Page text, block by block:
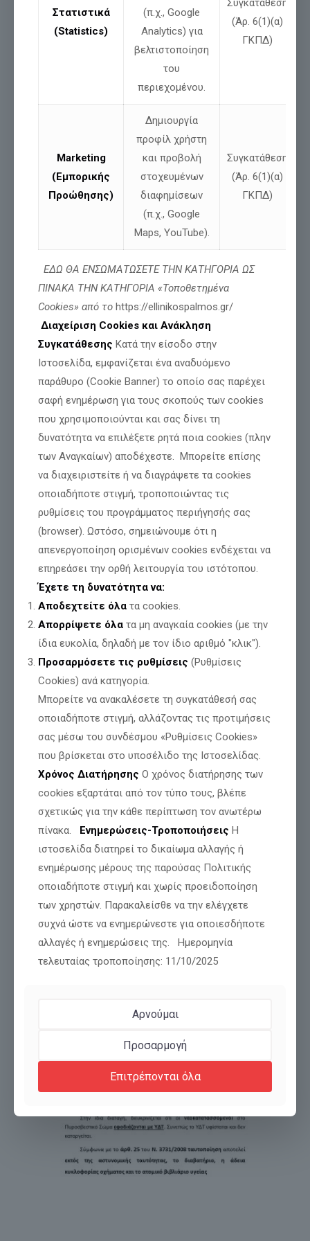
Δήλωση Νίκου Παπαδόπουλου,ανεξ. βουλευτή
Την Δευτέρα 6 Ιουλίου 2026 το μεσημέρι,
θα συζητηθεί ηεπίκαιρη ερώτησητου Νίκου Παπαδόπουλου,
για την προσπάθεια επιβολής της νέας αστ. ταυτότητας και
και τον Στρατό)στις 3 Αυγούστου 2026,
συζήτηση η οποία θα μεταδοθεί ζωντανά από το κανάλι της
Στατιστικά
(Statistics)
(π.χ., Google
Analytics) για
βελτιστοποίηση
του
περιεχομένου.
(Άρ. 6(1)(α)
ΓΚΠΔ)
Marketing
(Εμπορικής
Προώθησης)
Δημιουργία
προφίλ χρήστη
και προβολή
στοχευμένων
διαφημίσεων
(π.χ., Google
Maps, YouTube).
Συγκατάθεση
(Άρ. 6(1)(α)
ΓΚΠΔ)
ΕΔΩ ΘΑ ΕΝΣΩΜΑΤΩΣΕΤΕ ΤΗΝ ΚΑΤΗΓΟΡΙΑ ΩΣ
ΠΙΝΑΚΑ ΤΗΝ ΚΑΤΗΓΟΡΙΑ «Τοποθετημένα
Cookies» από το https://ellinikospalmos.gr/
Διαχείριση Cookies και Ανάκληση
Συγκατάθεσης Κατά την είσοδο στην
Ιστοσελίδα, εμφανίζεται ένα αναδυόμενο
παράθυρο (Cookie Banner) το οποίο σας παρέχει
σαφή ενημέρωση για τους σκοπούς των cookies
που χρησιμοποιούνται και σας δίνει τη
δυνατότητα να επιλέξετε ρητά ποια cookies (πλην
των Αναγκαίων) αποδέχεστε. Μπορείτε επίσης
να διαχειριστείτε ή να διαγράψετε τα cookies
οποιαδήποτε στιγμή, τροποποιώντας τις
ρυθμίσεις του προγράμματος περιήγησής σας
(browser). Ωστόσο, σημειώνουμε ότι η
απενεργοποίηση ορισμένων cookies ενδέχεται να
επηρεάσει την ορθή λειτουργία του ιστότοπου.
Έχετε τη δυνατότητα να:
Αποδεχτείτε όλα τα cookies.
Απορρίψετε όλα τα μη αναγκαία cookies (με την
ίδια ευκολία, δηλαδή με τον ίδιο αριθμό "κλικ").
Προσαρμόσετε τις ρυθμίσεις (Ρυθμίσεις
Cookies) ανά κατηγορία.
Μπορείτε να ανακαλέσετε τη συγκατάθεσή σας
οποιαδήποτε στιγμή, αλλάζοντας τις προτιμήσεις
σας μέσω του συνδέσμου «Ρυθμίσεις Cookies»
που βρίσκεται στο υποσέλιδο της Ιστοσελίδας.
Χρόνος Διατήρησης Ο χρόνος διατήρησης των
cookies εξαρτάται από τον τύπο τους, βλέπε
σχετικώς για την κάθε περίπτωση τον ανωτέρω
πίνακα. Ενημερώσεις-Τροποποιήσεις Η
ιστοσελίδα διατηρεί το δικαίωμα αλλαγής ή
ενημέρωσης μέρους της παρούσας Πολιτικής
οποιαδήποτε στιγμή και χωρίς προειδοποίηση
των χρηστών. Παρακαλείσθε να την ελέγχετε
συχνά ώστε να ενημερώνεστε για οποιεσδήποτε
αλλαγές ή ενημερώσεις της. Ημερομηνία
τελευταίας τροποποίησης: 11/10/2025
Αρνούμαι
Προσαρμογή
Επιτρέπονται όλα